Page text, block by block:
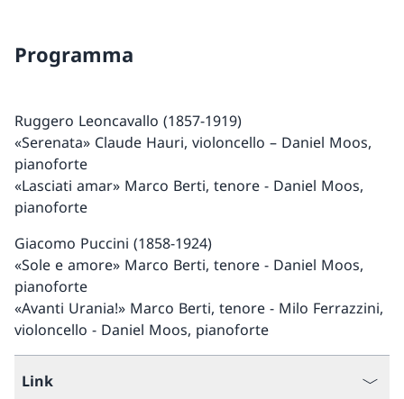
Programma
Ruggero Leoncavallo (1857-1919)
«Serenata» Claude Hauri, violoncello – Daniel Moos,
pianoforte
«Lasciati amar» Marco Berti, tenore - Daniel Moos,
pianoforte
Giacomo Puccini (1858-1924)
«Sole e amore» Marco Berti, tenore - Daniel Moos,
pianoforte
«Avanti Urania!» Marco Berti, tenore - Milo Ferrazzini,
violoncello - Daniel Moos, pianoforte
Link